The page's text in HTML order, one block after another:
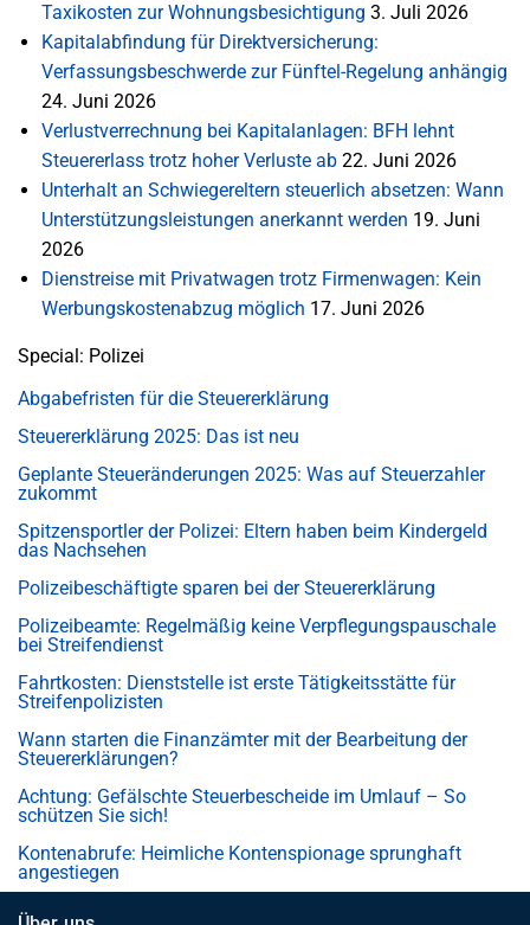
Taxikosten zur Wohnungsbesichtigung 3. Juli 2026
Kapitalabfindung für Direktversicherung:
Verfassungsbeschwerde zur Fünftel-Regelung anhängig
24. Juni 2026
Verlustverrechnung bei Kapitalanlagen: BFH lehnt
Steuererlass trotz hoher Verluste ab 22. Juni 2026
Unterhalt an Schwiegereltern steuerlich absetzen: Wann
Unterstützungsleistungen anerkannt werden 19. Juni
2026
Dienstreise mit Privatwagen trotz Firmenwagen: Kein
Werbungskostenabzug möglich 17. Juni 2026
Special: Polizei
Abgabefristen für die Steuererklärung
Steuererklärung 2025: Das ist neu
Geplante Steueränderungen 2025: Was auf Steuerzahler
zukommt
Spitzensportler der Polizei: Eltern haben beim Kindergeld
das Nachsehen
Polizeibeschäftigte sparen bei der Steuererklärung
Polizeibeamte: Regelmäßig keine Verpflegungspauschale
bei Streifendienst
Fahrtkosten: Dienststelle ist erste Tätigkeitsstätte für
Streifenpolizisten
Wann starten die Finanzämter mit der Bearbeitung der
Steuererklärungen?
Achtung: Gefälschte Steuerbescheide im Umlauf – So
schützen Sie sich!
Kontenabrufe: Heimliche Kontenspionage sprunghaft
angestiegen